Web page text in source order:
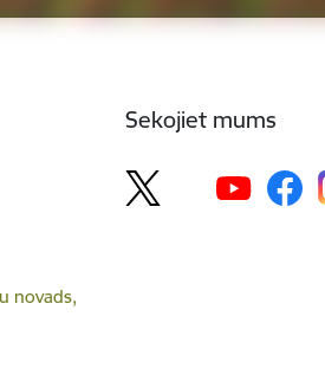
novads,
Sekojiet mums